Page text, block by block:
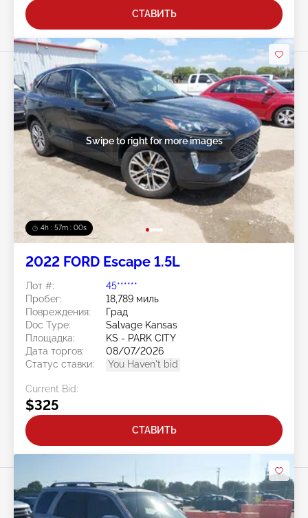
СТАВИТЬ
4h : 56m : 57s
Swipe to right for more images
2022 FORD Escape 1.5L
Лот #:
45******
Пробег:
18,789 миль
Повреждения:
Град
Doc Type:
Salvage Kansas
Площадка:
KS - PARK CITY
Дата торгов:
08/07/2026
Статус ставки:
You Haven't bid
Current Bid:
$325
СТАВИТЬ